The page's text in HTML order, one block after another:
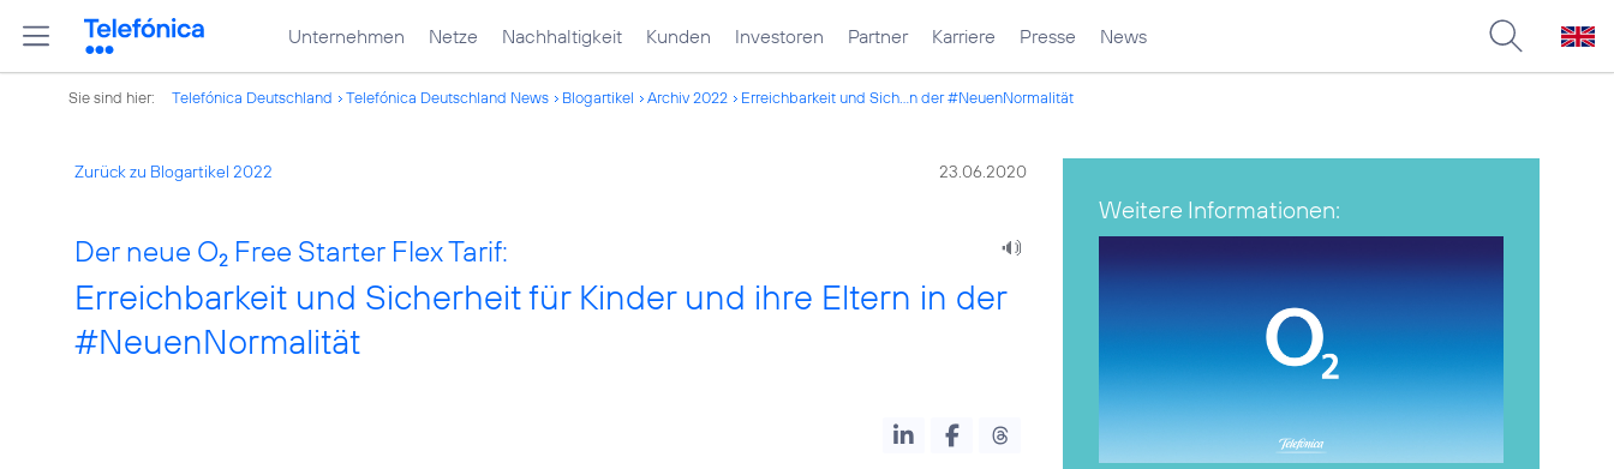
Unternehmen Netze Nachhaltigkeit Kunden Investoren Partner Karriere Presse News
Sie sind hier: Telefónica Deutschland Telefónica Deutschland News Blogartikel Archiv 2022 Erreichbarkeit und Sich...n der #NeuenNormalität
Zurück zu Blogartikel 2022 23.06.2020
Der neue O2 Free Starter Flex Tarif:
Erreichbarkeit und Sicherheit für Kinder und ihre Eltern in der
#NeuenNormalität
Weitere Informationen: